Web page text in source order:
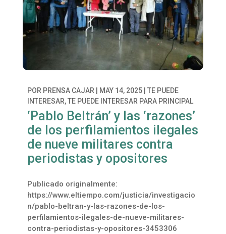
POR PRENSA CAJAR MAY 14, 2025| TE PUEDE
INTERESAR,TE PUEDE INTERESAR PARA PRINCIPAL
‘Pablo Beltrán’ y las ‘razones’
de los perfilamientos ilegales
de nueve militares contra
periodistas y opositores
Publicado originalmente:
https://www.eltiempo.com/justicia/investigacio
n/pablo-beltran-y-las-razones-de-los-
perfilamientos-ilegales-de-nueve-militares-
contra-periodistas-y-opositores-3453306